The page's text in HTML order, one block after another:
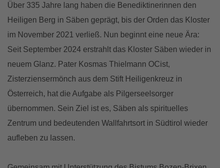
Über 335 Jahre lang haben die Benediktinerinnen den
Heiligen Berg in Säben geprägt, bis der Orden das Kloster
im November 2021 verließ. Nun beginnt eine neue Ära:
Seit September 2024 erstrahlt das Kloster Säben wieder in
neuem Glanz. Pater Kosmas Thielmann OCist,
Zisterziensermönch aus dem Stift Heiligenkreuz in
Österreich, hat die Aufgabe als Pilgerseelsorger
übernommen. Sein Ziel ist es, Säben als spirituelles
Zentrum und bedeutenden Wallfahrtsort in Südtirol wieder
aufleben zu lassen.